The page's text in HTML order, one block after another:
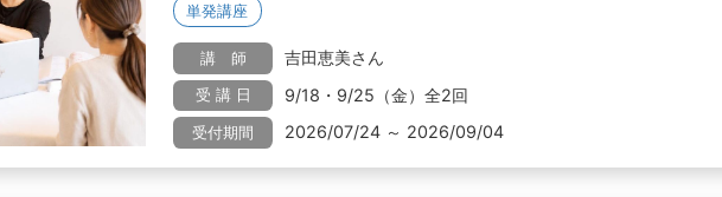
単発講座
講 師 吉田恵美さん
受 講 日 9/18・9/25（金）全2回
受付期間 2026/07/24 ～ 2026/09/04